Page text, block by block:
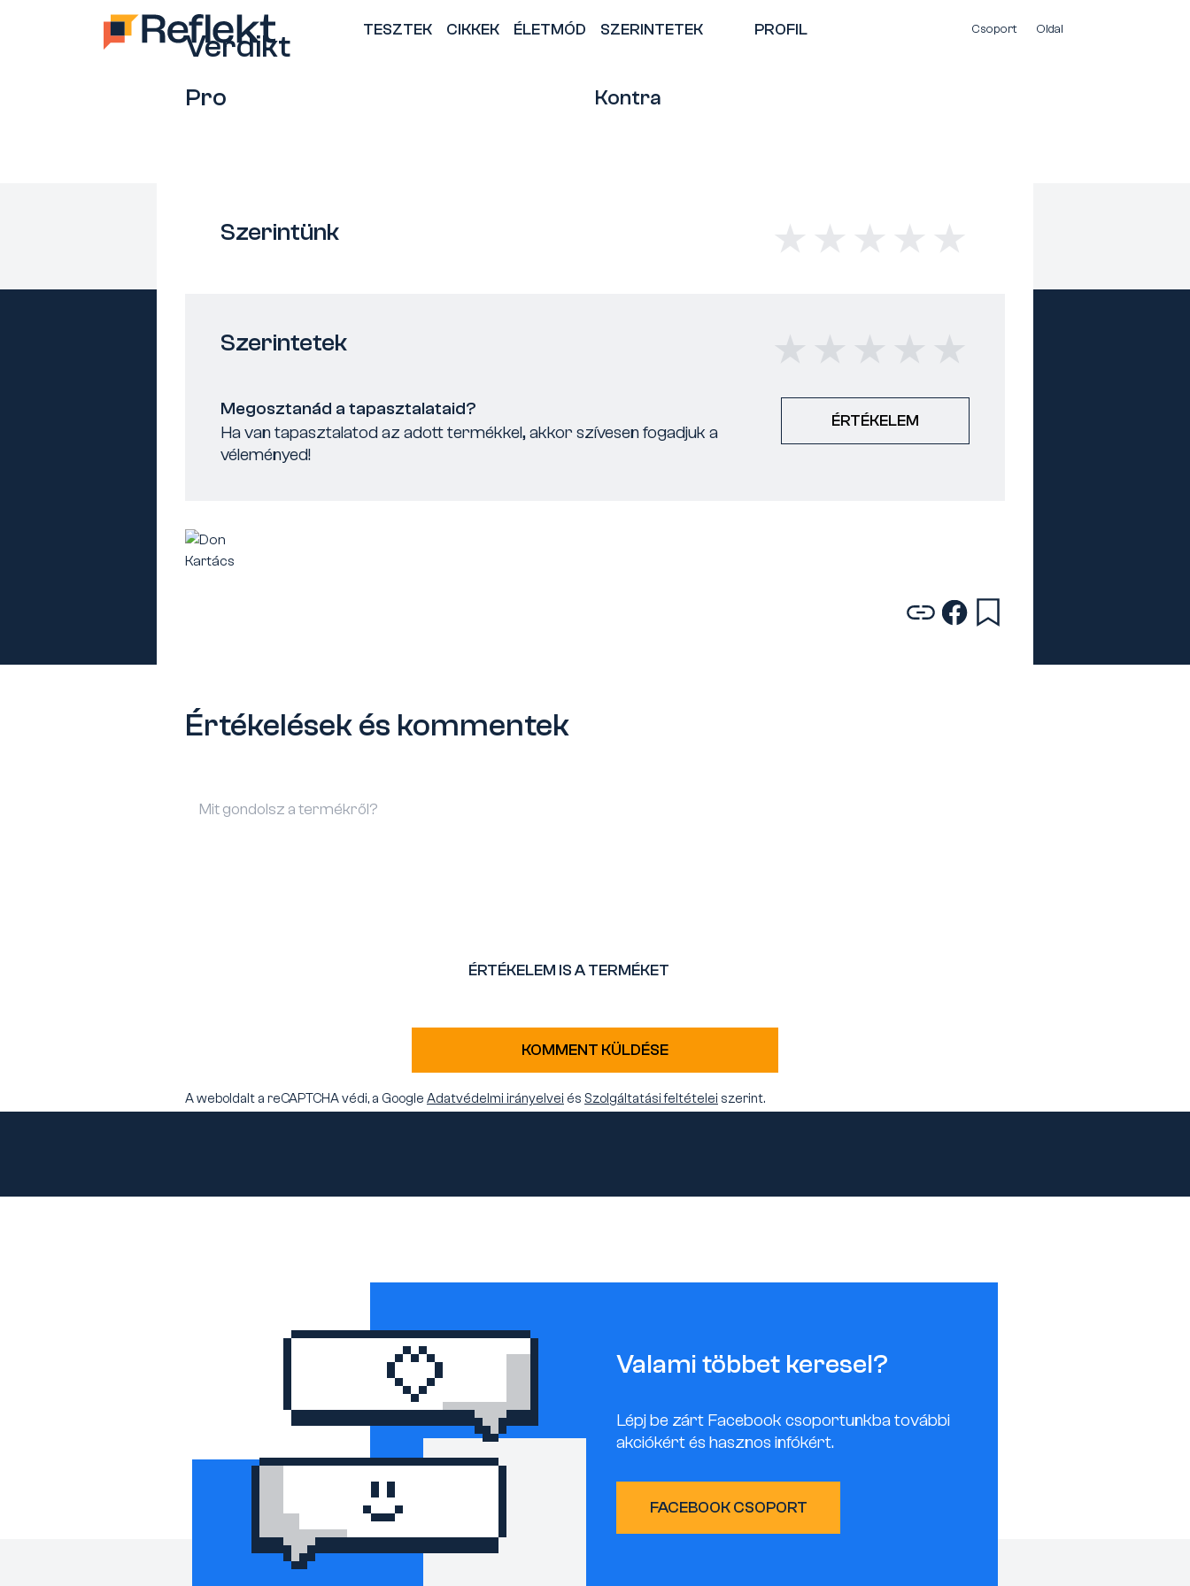
TESZTEK CIKKEK ÉLETMÓD SZERINTETEK PROFIL Csoport Oldal
Verdikt
Pro Kontra
Szerintünk
Szerintetek
Megosztanád a tapasztalataid?
Ha van tapasztalatod az adott termékkel, akkor szívesen fogadjuk a
véleményed!
ÉRTÉKELEM
Értékelések és kommentek
ÉRTÉKELEM IS A TERMÉKET
KOMMENT KÜLDÉSE
A weboldalt a reCAPTCHA védi, a Google Adatvédelmi irányelvei és Szolgáltatási feltételei szerint.
Valami többet keresel?
Lépj be zárt Facebook csoportunkba további
akciókért és hasznos infókért.
FACEBOOK CSOPORT